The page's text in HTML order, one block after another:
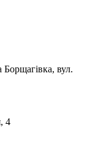
Борщагівка, вул.
4